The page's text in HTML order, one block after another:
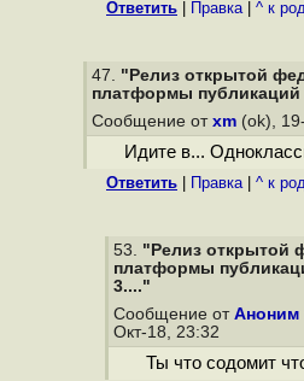
Ответить Правка| ^ к
47. "Релиз открытой
платформы публикаций
Сообщение от xm (ok),
Идите в...
Ответить Правка| ^ к
53. "Релиз открытой
платформы
3...."
Сообщение от Аноним
Окт-18, 23:32
Ты что содoмит